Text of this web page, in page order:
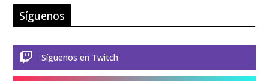
Síguenos
 Síguenos en Twitch